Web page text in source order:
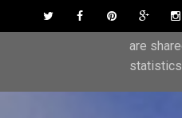
Skip to content
Twitter
Facebook
Pinterest
Google Plus
Instagram
This
are